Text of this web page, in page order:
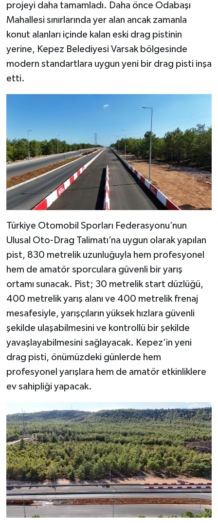
projeyi daha tamamladı. Daha önce Odabaşı
Mahallesi sınırlarında yer alan ancak zamanla
konut alanları içinde kalan eski drag pistinin
yerine, Kepez Belediyesi Varsak bölgesinde
modern standartlara uygun yeni bir drag pisti inşa
etti.
Türkiye Otomobil Sporları Federasyonu’nun
Ulusal Oto-Drag Talimatı’na uygun olarak yapılan
pist, 830 metrelik uzunluğuyla hem profesyonel
hem de amatör sporculara güvenli bir yarış
ortamı sunacak. Pist; 30 metrelik start düzlüğü,
400 metrelik yarış alanı ve 400 metrelik frenaj
mesafesiyle, yarışçıların yüksek hızlara güvenli
şekilde ulaşabilmesini ve kontrollü bir şekilde
yavaşlayabilmesini sağlayacak. Kepez’in yeni
drag pisti, önümüzdeki günlerde hem
profesyonel yarışlara hem de amatör etkinliklere
ev sahipliği yapacak.